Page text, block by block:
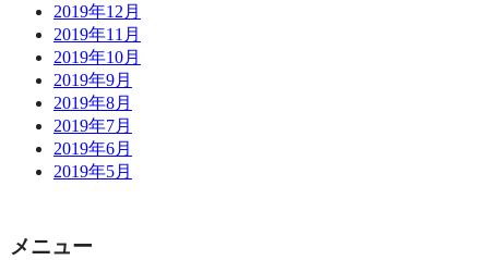
2019年12月
2019年11月
2019年10月
2019年9月
2019年8月
2019年7月
2019年6月
2019年5月
メニュー